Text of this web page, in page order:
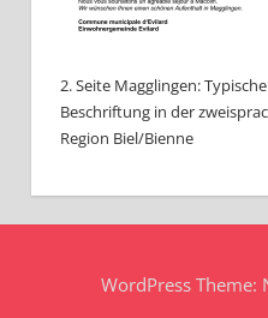
2. Seite Magglingen: Typische
Beschriftung in der
Region Biel/Bienne
WordPress Theme: